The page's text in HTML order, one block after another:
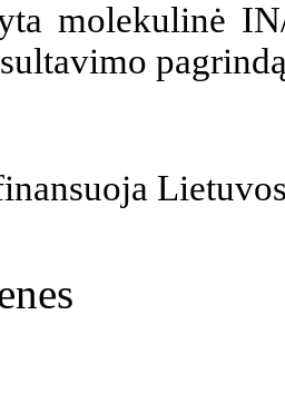
molekulinė